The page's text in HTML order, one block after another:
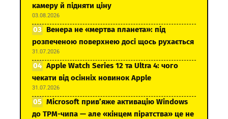
камеру й підняти ціну
03.08.2026
Венера не «мертва планета»: під
розпеченою поверхнею досі щось рухається
31.07.2026
Apple Watch Series 12 та Ultra 4: чого
чекати від осінніх новинок Apple
31.07.2026
Microsoft прив’яже активацію Windows
до TPM-чипа — але «кінцем піратства» це не